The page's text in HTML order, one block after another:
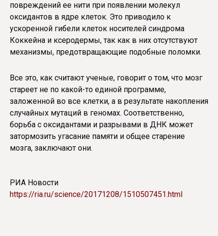
повреждений ее нити при появлении молекул
оксидантов в ядре клеток. Это приводило к
ускоренной гибели клеток носителей синдрома
Коккейна и ксеродермы, так как в них отсутствуют
механизмы, предотвращающие подобные поломки.
Все это, как считают ученые, говорит о том, что мозг
стареет не по какой-то единой программе,
заложенной во все клетки, а в результате накопления
случайных мутаций в геномах. Соответственно,
борьба с оксидантами и разрывами в ДНК может
затормозить угасание памяти и общее старение
мозга, заключают они.
РИА Новости
https://ria.ru/science/20171208/1510507451.html